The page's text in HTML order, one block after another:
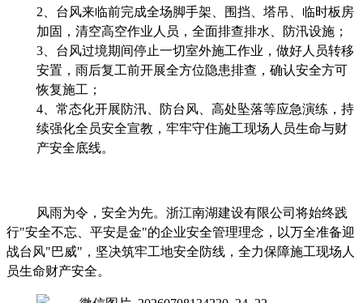
2、台风来临前完成全场脚手架、围挡、塔吊、临时板房
加固，清空高空作业人员，全面排查排水、防汛设施；
3、台风过境期间停止一切室外施工作业，做好人员转移
安置，雨后复工前开展全方位隐患排查，确认安全方可
恢复施工；
4、常态化开展防汛、防台风、高处坠落等应急演练，持
续强化全员安全宣教，牢牢守住施工现场人员生命与财
产安全底线。
风雨为令，安全为先。浙江南湖建设有限公司将始终践
行"安全不忘、平安是金"的企业安全管理理念，以万全准备迎
战台风"巴威"，坚决筑牢工地安全防线，全力保障施工现场人
员生命财产安全。